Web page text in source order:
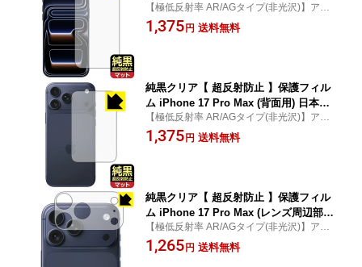
自社製造直販
【極低反射率 AR/AGタイプ(非光沢)】アイ
フォン 17 プロ マックス 専用保護フィルム
(保護シート)
1,375円 送料無料
純黒クリア【 超反射防止 】保護フィル
ム iPhone 17 Pro Max (背面用) 日本製
自社製造直販
【極低反射率 AR/AGタイプ(非光沢)】アイ
フォン 17 プロ マックス 専用保護フィルム
(保護シート)
1,375円 送料無料
純黒クリア【 超反射防止 】保護フィル
ム iPhone 17 Pro Max (レンズ周辺部
用) 日本製 自社製造直販
【極低反射率 AR/AGタイプ(非光沢)】アイ
フォン 17 プロ マックス 専用保護フィルム
(保護シート)
1,265円 送料無料